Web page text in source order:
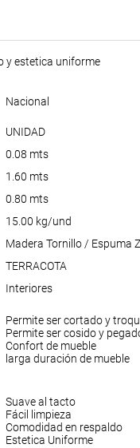
y estetica uniforme
Nacional
UNIDAD
0.08 mts
1.60 mts
0.80 mts
15.00 kg/und
Madera Tornillo / Espuma
TERRACOTA
Interiores
Permite ser cortado y
Permite ser cosido y
Confort de mueble
larga duración de mueble
Suave al tacto
Fácil limpieza
Comodidad en respaldo
Estetica Uniforme